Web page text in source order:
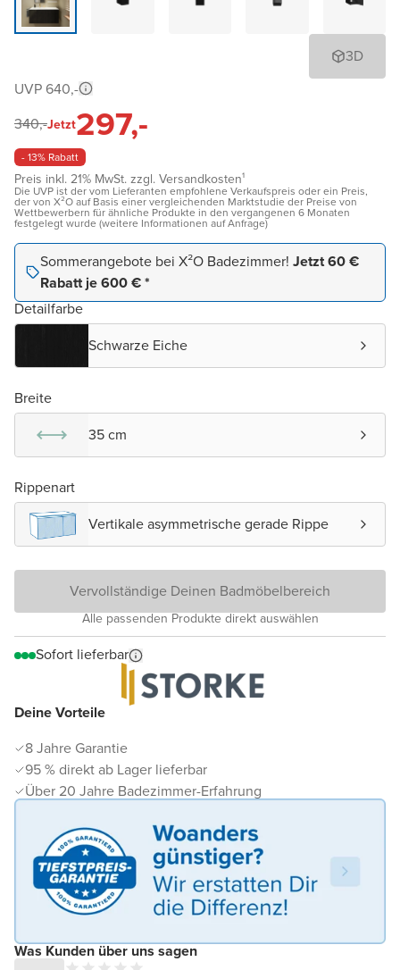
3D
Deine Vorteile
8 Jahre Garantie
95 % direkt ab Lager lieferbar
Über 20 Jahre Badezimmer-Erfahrung
Was Kunden über uns sagen
UVP 640,-
340,-Jetzt297,-
- 13% Rabatt
Preis inkl. 21% MwSt. zzgl. Versandkosten¹
Die UVP ist der vom Lieferanten empfohlene Verkaufspreis oder ein Preis,
der von X²O auf Basis einer vergleichenden Marktstudie der Preise von
Wettbewerbern für ähnliche Produkte in den vergangenen 6 Monaten
festgelegt wurde (weitere Informationen auf Anfrage)
Sommerangebote bei X²O Badezimmer! Jetzt 60 €
Rabatt je 600 € *
Detailfarbe
Schwarze Eiche
Breite
35 cm
Rippenart
Vertikale asymmetrische gerade Rippe
Vervollständige Deinen Badmöbelbereich
Alle passenden Produkte direkt auswählen
Sofort lieferbar